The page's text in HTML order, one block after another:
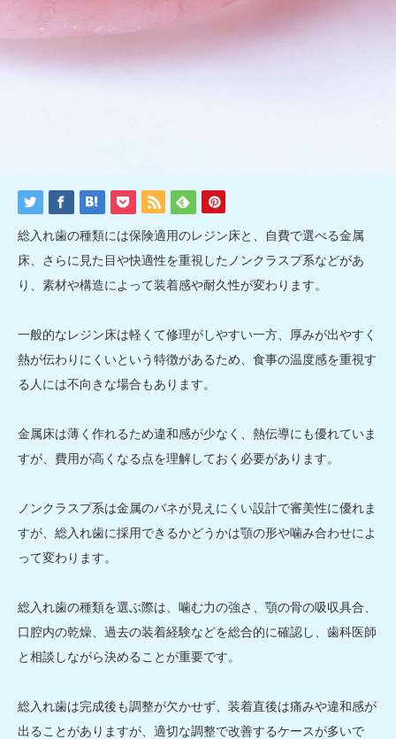
総入れ歯の種類には保険適用のレジン床と、自費で選べる金属
床、さらに見た目や快適性を重視したノンクラスプ系などがあ
り、素材や構造によって装着感や耐久性が変わります。
一般的なレジン床は軽くて修理がしやすい一方、厚みが出やすく
熱が伝わりにくいという特徴があるため、食事の温度感を重視す
る人には不向きな場合もあります。
金属床は薄く作れるため違和感が少なく、熱伝導にも優れていま
すが、費用が高くなる点を理解しておく必要があります。
ノンクラスプ系は金属のバネが見えにくい設計で審美性に優れま
すが、総入れ歯に採用できるかどうかは顎の形や噛み合わせによ
って変わります。
総入れ歯の種類を選ぶ際は、噛む力の強さ、顎の骨の吸収具合、
口腔内の乾燥、過去の装着経験などを総合的に確認し、歯科医師
と相談しながら決めることが重要です。
総入れ歯は完成後も調整が欠かせず、装着直後は痛みや違和感が
出ることがありますが、適切な調整で改善するケースが多いで